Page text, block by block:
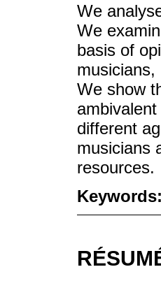
We
We
basis of
We show
different
musicians
resources.
Keywords: